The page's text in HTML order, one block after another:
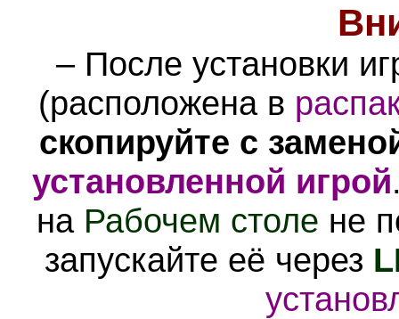
– После установки
(расположена в
скопируйте с
установленной игрой
на Рабочем столе не
запускайте её через